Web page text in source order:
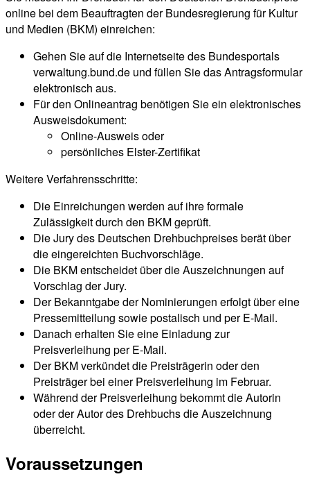
online bei dem Beauftragten der Bundesregierung für Kultur
und Medien (BKM) einreichen:
Gehen Sie auf die Internetseite des Bundesportals
verwaltung.bund.de und füllen Sie das Antragsformular
elektronisch aus.
Für den Onlineantrag benötigen Sie ein elektronisches
Ausweisdokument:
Online-Ausweis oder
persönliches Elster-Zertifikat
Weitere Verfahrensschritte:
Die Einreichungen werden auf ihre formale
Zulässigkeit durch den BKM geprüft.
Die Jury des Deutschen Drehbuchpreises berät über
die eingereichten Buchvorschläge.
Die BKM entscheidet über die Auszeichnungen auf
Vorschlag der Jury.
Der Bekanntgabe der Nominierungen erfolgt über eine
Pressemitteilung sowie postalisch und per E-Mail.
Danach erhalten Sie eine Einladung zur
Preisverleihung per E-Mail.
Der BKM verkündet die Preisträgerin oder den
Preisträger bei einer Preisverleihung im Februar.
Während der Preisverleihung bekommt die Autorin
oder der Autor des Drehbuchs die Auszeichnung
überreicht.
Voraussetzungen